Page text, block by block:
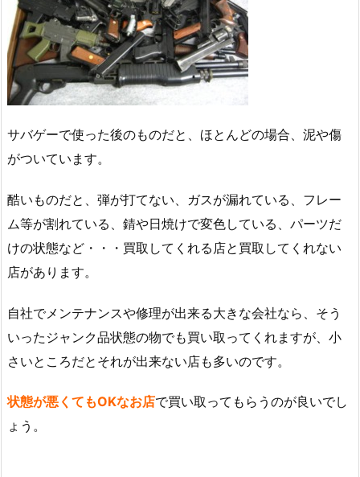
サバゲーで使った後のものだと、ほとんどの場合、泥や傷
がついています。
酷いものだと、弾が打てない、ガスが漏れている、フレー
ム等が割れている、錆や日焼けで変色している、パーツだ
けの状態など・・・買取してくれる店と買取してくれない
店があります。
自社でメンテナンスや修理が出来る大きな会社なら、そう
いったジャンク品状態の物でも買い取ってくれますが、小
さいところだとそれが出来ない店も多いのです。
状態が悪くてもOKなお店で買い取ってもらうのが良いでし
ょう。